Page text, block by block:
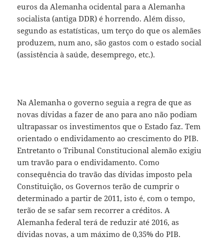
euros da Alemanha ocidental para a Alemanha
socialista (antiga DDR) é horrendo. Além disso,
segundo as estatísticas, um terço do que os alemães
produzem, num ano, são gastos com o estado social
(assistência à saúde, desemprego, etc.).
Na Alemanha o governo seguia a regra de que as
novas dívidas a fazer de ano para ano não podiam
ultrapassar os investimentos que o Estado faz. Tem
orientado o endividamento ao crescimento do PIB.
Entretanto o Tribunal Constitucional alemão exigiu
um travão para o endividamento. Como
consequência do travão das dívidas imposto pela
Constituição, os Governos terão de cumprir o
determinado a partir de 2011, isto é, com o tempo,
terão de se safar sem recorrer a créditos. A
Alemanha federal terá de reduzir até 2016, as
dívidas novas, a um máximo de 0,35% do PIB.